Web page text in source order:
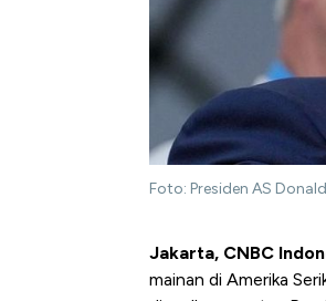
Foto: Presiden AS
Jakarta, CNBC
mainan di Amerika